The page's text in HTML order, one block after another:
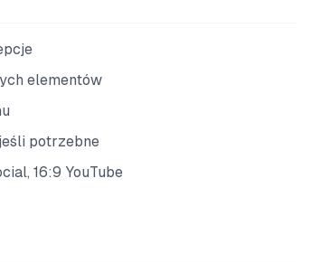
elementów
potrzebne
16:9 YouTube